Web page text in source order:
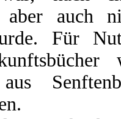
aber auch
Für